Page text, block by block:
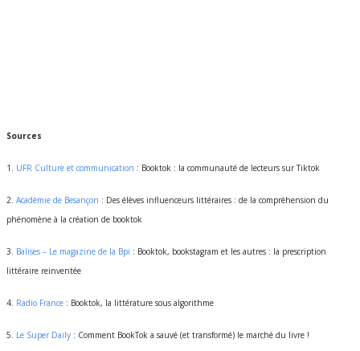
Sources
1. UFR Culture et communication : Booktok : la communauté de lecteurs sur Tiktok
2. Académie de Besançon : Des élèves influenceurs littéraires : de la compréhension du
phénomène à la création de booktok
3. Balises – Le magazine de la Bpi : Booktok, bookstagram et les autres : la prescription
littéraire reinventée
4. Radio France : Booktok, la littérature sous algorithme
5. Le Super Daily : Comment BookTok a sauvé (et transformé) le marché du livre !